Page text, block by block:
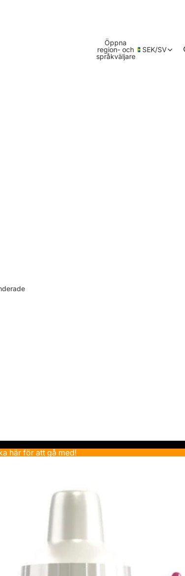
Öppna
region- och
språkväljare
SEK/SV
här för att gå med!